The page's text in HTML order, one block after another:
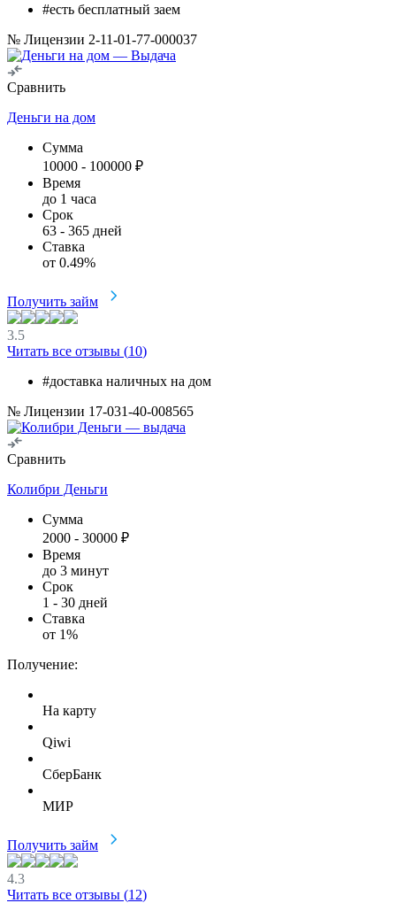
#есть бесплатный заем
№ Лицензии 2-11-01-77-000037
Сравнить
Деньги на дом
Сумма
10000 - 100000 ₽
Время
до 1 часа
Срок
63 - 365 дней
Ставка
от 0.49%
Получить займ
3.5
Читать все отзывы (10)
#доставка наличных на дом
№ Лицензии 17-031-40-008565
Сравнить
Колибри Деньги
Сумма
2000 - 30000 ₽
Время
до 3 минут
Срок
1 - 30 дней
Ставка
от 1%
Получение:
На карту
Qiwi
СберБанк
МИР
Получить займ
4.3
Читать все отзывы (12)